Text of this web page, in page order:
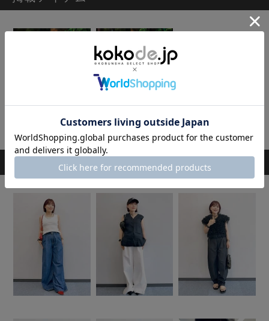
12,100円
スタッフのその他のコーディネート